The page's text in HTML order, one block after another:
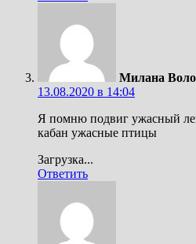
Милана
13.08.2020 в 14:04
Я помню подвиг ужасный
кабан ужасные птицы
Загрузка...
Ответить